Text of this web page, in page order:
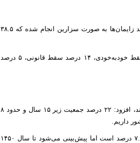
رئیسی با انتقاد از آمار بالای جراحی‌های زایمان گفت: در سال ۱۴۰۴، متأسفانه ۶۰ درصد زایمان‌ها به صورت سزارین انجام شده که ۳۸.۵
وی درباره آمار سقط نیز اعلام کرد: ۶۷ هزار و ۴۰۵ مورد ثبت شده که ۷۷ درصد آن سقط خودبه‌خودی، ۱۴ درصد سقط قانونی، ۵ درصد
معاون بهداشت با بیان اینکه ۶۹ درصد جمعیت کشور در سن مولد (۱۵ تا ۶۴ سال) هستند، افزود: ۲۲ درصد جمعیت زیر ۱۵ سال و حدود ۸
وی با هشدار نسبت به آینده جمعیت ایران گفت: سهم سالمندی بالای ۶۵ سال اکنون ۷.۸ درصد است اما پیش‌بینی می‌شود تا سال ۱۴۵۰